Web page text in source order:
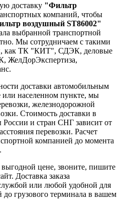
доставку "Фильтр
компаний, чтобы
воздушный ST86002"
выбранной транспортной
Мы сотрудничаем с такими
как ТК "КИТ", СДЭК, деловые
ЖелДорЭкспертиза,
доставки автомобильным
или населенном пункте, мы
железнодорожной
Стоимость доставки в
и стран СНГ зависит от
перевозки. Расчет
компанией до момента
цене, звоните, пишите
Доставка заказа
или любой удобной для
грузового терминала в вашем